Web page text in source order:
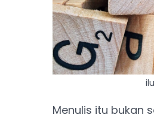
Menulis itu bukan